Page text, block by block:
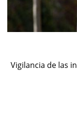
Vigilancia de las